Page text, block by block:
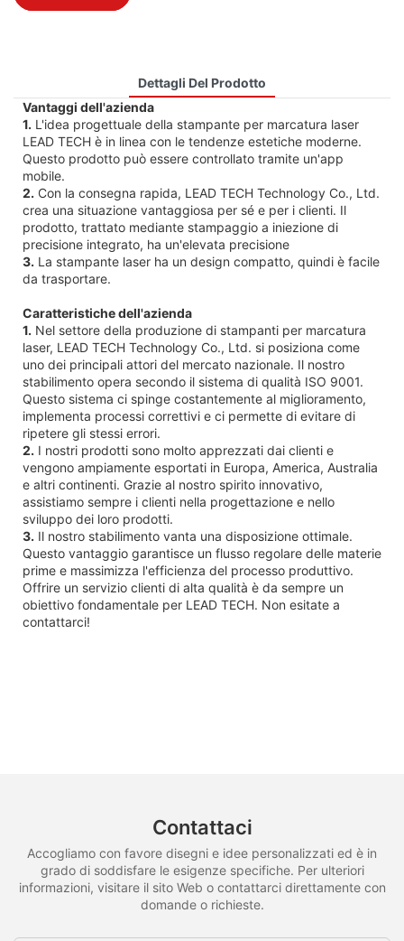
Dettagli Del Prodotto
Vantaggi dell'azienda
1. L'idea progettuale della stampante per marcatura laser
LEAD TECH è in linea con le tendenze estetiche moderne.
Questo prodotto può essere controllato tramite un'app
mobile.
2. Con la consegna rapida, LEAD TECH Technology Co., Ltd.
crea una situazione vantaggiosa per sé e per i clienti. Il
prodotto, trattato mediante stampaggio a iniezione di
precisione integrato, ha un'elevata precisione
3. La stampante laser ha un design compatto, quindi è facile
da trasportare.
Caratteristiche dell'azienda
1. Nel settore della produzione di stampanti per marcatura
laser, LEAD TECH Technology Co., Ltd. si posiziona come
uno dei principali attori del mercato nazionale. Il nostro
stabilimento opera secondo il sistema di qualità ISO 9001.
Questo sistema ci spinge costantemente al miglioramento,
implementa processi correttivi e ci permette di evitare di
ripetere gli stessi errori.
2. I nostri prodotti sono molto apprezzati dai clienti e
vengono ampiamente esportati in Europa, America, Australia
e altri continenti. Grazie al nostro spirito innovativo,
assistiamo sempre i clienti nella progettazione e nello
sviluppo dei loro prodotti.
3. Il nostro stabilimento vanta una disposizione ottimale.
Questo vantaggio garantisce un flusso regolare delle materie
prime e massimizza l'efficienza del processo produttivo.
Offrire un servizio clienti di alta qualità è da sempre un
obiettivo fondamentale per LEAD TECH. Non esitate a
contattarci!
Contattaci
Accogliamo con favore disegni e idee personalizzati ed è in
grado di soddisfare le esigenze specifiche. Per ulteriori
informazioni, visitare il sito Web o contattarci direttamente con
domande o richieste.